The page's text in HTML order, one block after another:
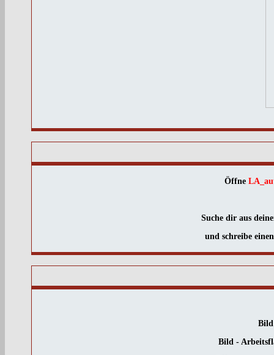
Öffne
Suche dir aus
und schreibe
Bild
Bild -